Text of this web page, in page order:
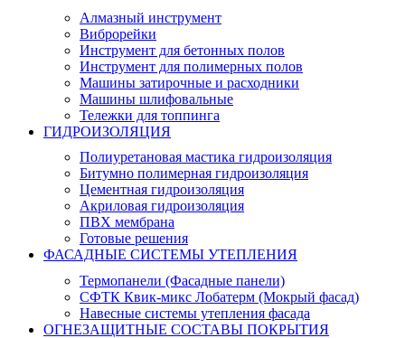
Алмазный инструмент
Виброрейки
Инструмент для бетонных полов
Инструмент для полимерных полов
Машины затирочные и расходники
Машины шлифовальные
Тележки для топпинга
ГИДРОИЗОЛЯЦИЯ
Полиуретановая мастика гидроизоляция
Битумно полимерная гидроизоляция
Цементная гидроизоляция
Акриловая гидроизоляция
ПВХ мембрана
Готовые решения
ФАСАДНЫЕ СИСТЕМЫ УТЕПЛЕНИЯ
Термопанели (Фасадные панели)
СФТК Квик-микс Лобатерм (Мокрый фасад)
Навесные системы утепления фасада
ОГНЕЗАЩИТНЫЕ СОСТАВЫ ПОКРЫТИЯ